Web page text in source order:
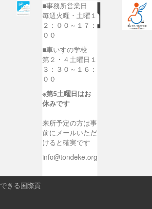
■事務所営業日
毎週火曜・土曜１
２：００～１７：
００
■車いすの学校
第２・４土曜日１
３：３０～１６：
００
※第5土曜日はお
休みです
来所予定の方は事
前にメールいただ
けると確実です
info@tondeke.org
きる国際貢